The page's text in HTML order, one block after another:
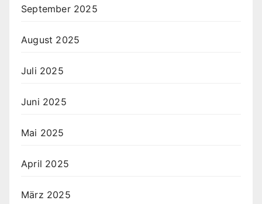
September 2025
August 2025
Juli 2025
Juni 2025
Mai 2025
April 2025
März 2025